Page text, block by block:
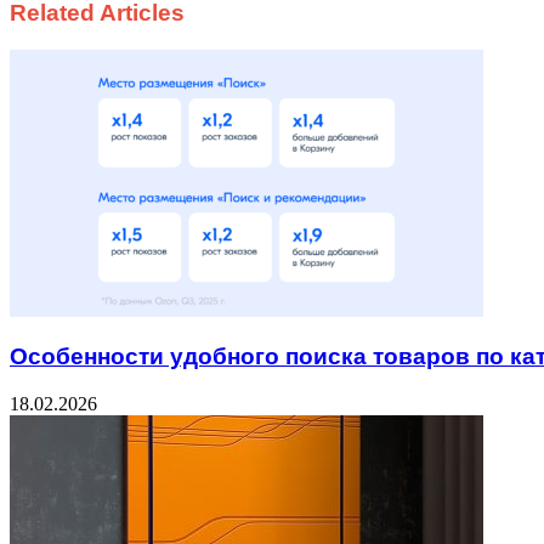
Related Articles
Особенности удобного поиска товаров по
18.02.2026